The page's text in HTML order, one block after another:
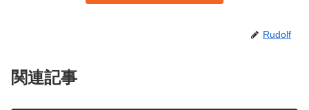
Rudolf
関連記事